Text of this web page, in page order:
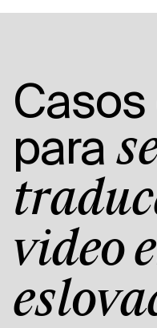
para
vídeo